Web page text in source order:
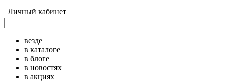
Личный кабинет
везде
в каталоге
в блоге
в новостях
в акциях